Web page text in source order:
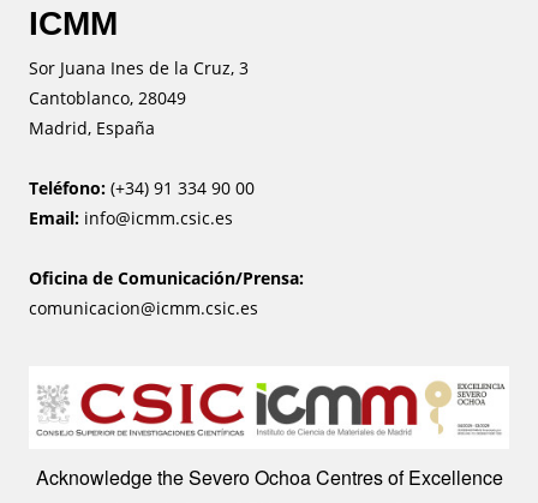
ICMM
Sor Juana Ines de la Cruz, 3
Cantoblanco, 28049
Madrid, España
Teléfono: (+34) 91 334 90 00
Email: info@icmm.csic.es
Oficina de Comunicación/Prensa:
comunicacion@icmm.csic.es
Image
Acknowledge the Severo Ochoa Centres of Excellence